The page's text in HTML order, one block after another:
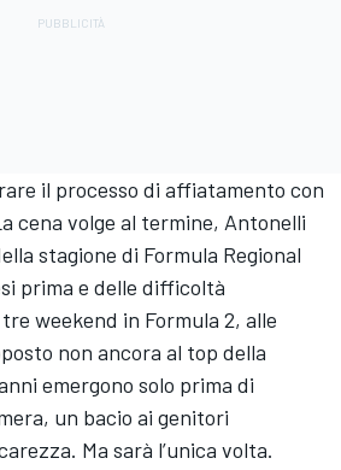
il processo di affiatamento con
cena volge al termine, Antonelli
stagione di Formula Regional
prima e delle difficoltà
weekend in Formula 2, alle
non ancora al top della
emergono solo prima di
un bacio ai genitori
Ma sarà l’unica volta.